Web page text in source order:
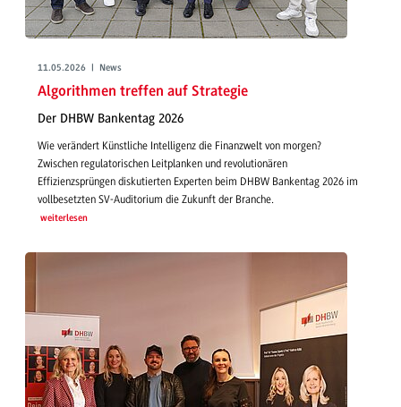
11.05.2026 | News
Algorithmen treffen auf Strategie
Der DHBW Bankentag 2026
Wie verändert Künstliche Intelligenz die Finanzwelt von morgen?
Zwischen regulatorischen Leitplanken und revolutionären
Effizienzsprüngen diskutierten Experten beim DHBW Bankentag 2026 im
vollbesetzten SV-Auditorium die Zukunft der Branche.
weiterlesen